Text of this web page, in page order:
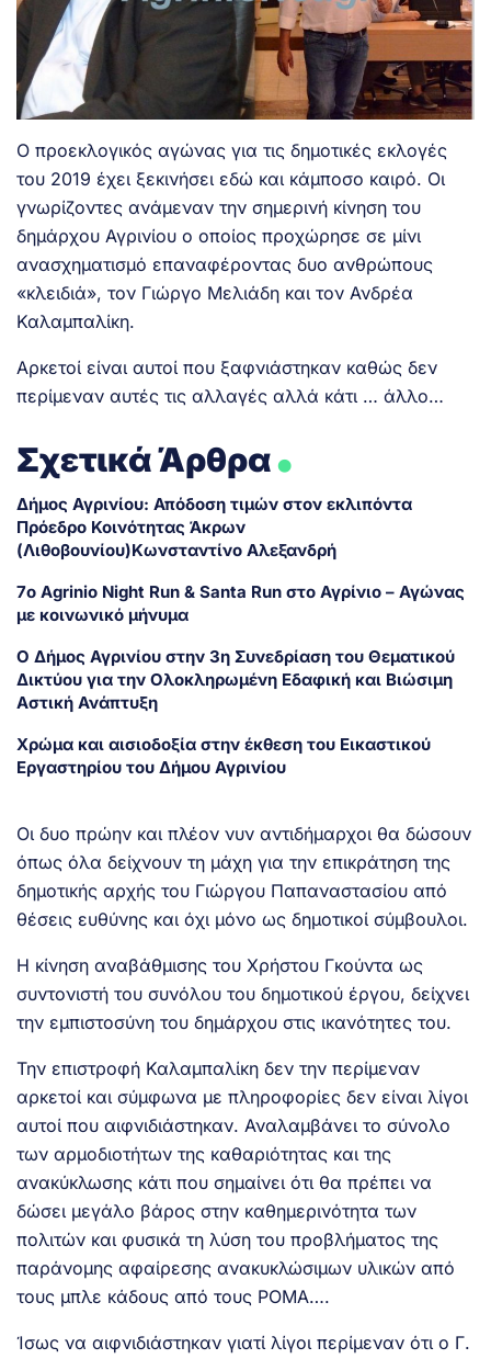
Ο προεκλογικός αγώνας για τις δημοτικές εκλογές
του 2019 έχει ξεκινήσει εδώ και κάμποσο καιρό. Οι
γνωρίζοντες ανάμεναν την σημερινή κίνηση του
δημάρχου Αγρινίου ο οποίος προχώρησε σε μίνι
ανασχηματισμό επαναφέροντας δυο ανθρώπους
«κλειδιά», τον Γιώργο Μελιάδη και τον Ανδρέα
Καλαμπαλίκη.
Αρκετοί είναι αυτοί που ξαφνιάστηκαν καθώς δεν
περίμεναν αυτές τις αλλαγές αλλά κάτι … άλλο…
Σχετικά Άρθρα.
Δήμος Αγρινίου: Απόδοση τιμών στον εκλιπόντα
Πρόεδρο Κοινότητας Άκρων
(Λιθοβουνίου)Κωνσταντίνο Αλεξανδρή
7ο Agrinio Night Run & Santa Run στο Αγρίνιο – Αγώνας
με κοινωνικό μήνυμα
Ο Δήμος Αγρινίου στην 3η Συνεδρίαση του Θεματικού
Δικτύου για την Ολοκληρωμένη Εδαφική και Βιώσιμη
Αστική Ανάπτυξη
Χρώμα και αισιοδοξία στην έκθεση του Εικαστικού
Εργαστηρίου του Δήμου Αγρινίου
Οι δυο πρώην και πλέον νυν αντιδήμαρχοι θα δώσουν
όπως όλα δείχνουν τη μάχη για την επικράτηση της
δημοτικής αρχής του Γιώργου Παπαναστασίου από
θέσεις ευθύνης και όχι μόνο ως δημοτικοί σύμβουλοι.
Η κίνηση αναβάθμισης του Χρήστου Γκούντα ως
συντονιστή του συνόλου του δημοτικού έργου, δείχνει
την εμπιστοσύνη του δημάρχου στις ικανότητες του.
Την επιστροφή Καλαμπαλίκη δεν την περίμεναν
αρκετοί και σύμφωνα με πληροφορίες δεν είναι λίγοι
αυτοί που αιφνιδιάστηκαν. Αναλαμβάνει το σύνολο
των αρμοδιοτήτων της καθαριότητας και της
ανακύκλωσης κάτι που σημαίνει ότι θα πρέπει να
δώσει μεγάλο βάρος στην καθημερινότητα των
πολιτών και φυσικά τη λύση του προβλήματος της
παράνομης αφαίρεσης ανακυκλώσιμων υλικών από
τους μπλε κάδους από τους ΡΟΜΑ….
Ίσως να αιφνιδιάστηκαν γιατί λίγοι περίμεναν ότι ο Γ.